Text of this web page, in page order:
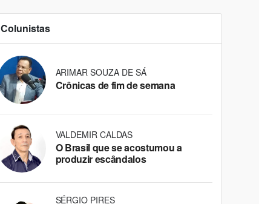
Colunistas
ARIMAR SOUZA DE SÁ
Crônicas de fim de semana
VALDEMIR CALDAS
O Brasil que se acostumou a
produzir escândalos
SÉRGIO PIRES